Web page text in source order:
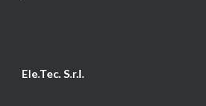
Ele.Tec. S.r.l.